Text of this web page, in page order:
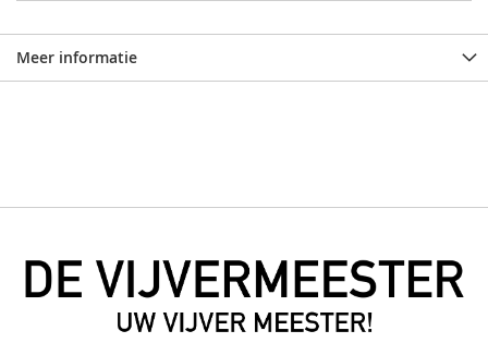
Meer informatie